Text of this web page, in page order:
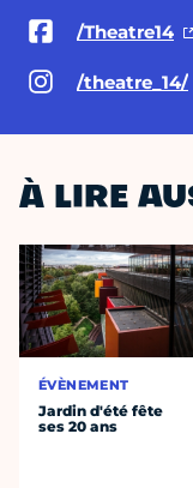
/Theatre14
/theatre_14/
À LIRE
ÉVÈNEMENT
Jardin d'été fête
ses 20 ans